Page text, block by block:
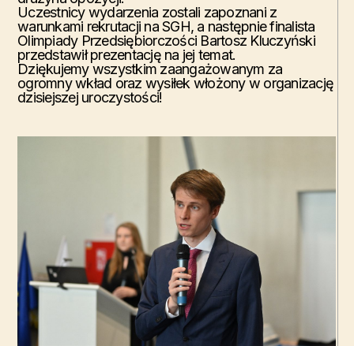
Uczestnicy wydarzenia zostali zapoznani z
warunkami rekrutacji na SGH, a następnie finalista
Olimpiady Przedsiębiorczości Bartosz Kluczyński
przedstawił prezentację na jej temat.
Dziękujemy wszystkim zaangażowanym za
ogromny wkład oraz wysiłek włożony w organizację
dzisiejszej uroczystości!